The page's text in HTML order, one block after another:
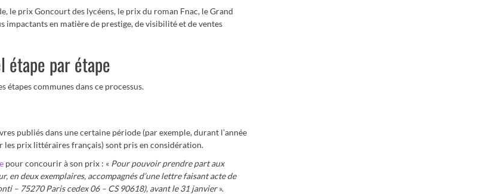
prix Goncourt des lycéens, le prix du roman Fnac, le Grand
impactants en matière de prestige, de visibilité et de ventes
étape par étape
étapes communes dans ce processus.
publiés dans une certaine période (par exemple, durant l’année
les prix littéraires français) sont pris en considération.
pour concourir à son prix : « Pour pouvoir prendre part aux
en deux exemplaires, accompagnés d’une lettre faisant acte de
– 75270 Paris cedex 06 – CS 90618), avant le 31 janvier».